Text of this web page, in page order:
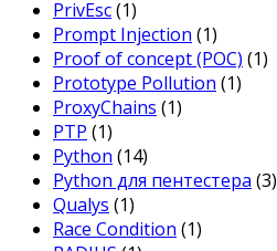
PrivEsc(1)
Prompt Injection (1)
Proof of concept (POC) (1)
Prototype Pollution (1)
ProxyChains (1)
PTP (1)
Python (14)
Python для пентестера (3)
Qualys (1)
Race Condition (1)